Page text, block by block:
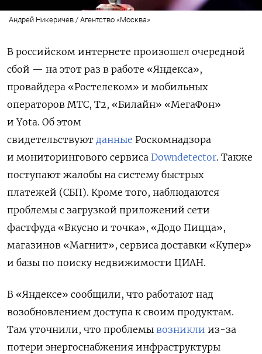
Андрей Никеричев / Агентство «Москва»
В российском интернете произошел очередной
сбой — на этот раз в работе «Яндекса»,
провайдера «Ростелеком» и мобильных
операторов МТС, Т2, «Билайн» «МегаФон»
и Yota. Об этом
свидетельствуют данные Роскомнадзора
и мониторингового сервиса Downdetector. Также
поступают жалобы на систему быстрых
платежей (СБП). Кроме того, наблюдаются
проблемы с загрузкой приложений сети
фастфуда «Вкусно и точка», «Додо Пицца»,
магазинов «Магнит», сервиса доставки «Купер»
и базы по поиску недвижимости ЦИАН.
В «Яндексе» сообщили, что работают над
возобновлением доступа к своим продуктам.
Там уточнили, что проблемы возникли из-за
потери энергоснабжения инфраструктуры